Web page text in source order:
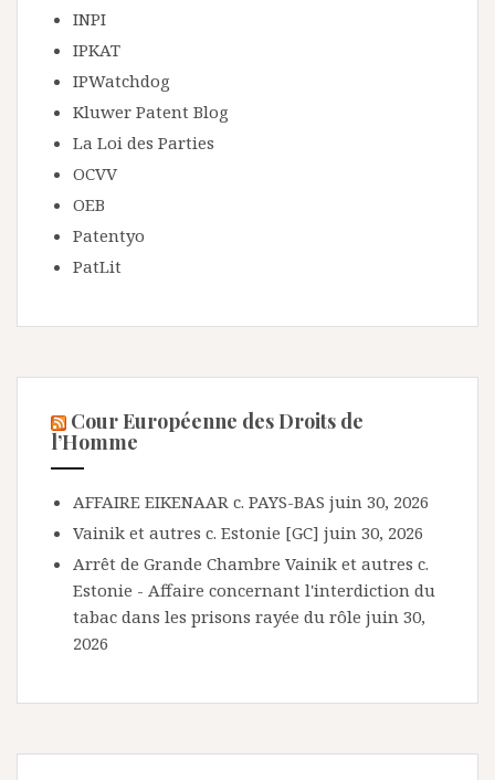
INPI
IPKAT
IPWatchdog
Kluwer Patent Blog
La Loi des Parties
OCVV
OEB
Patentyo
PatLit
Cour Européenne des Droits de
l’Homme
AFFAIRE EIKENAAR c. PAYS-BAS juin 30, 2026
Vainik et autres c. Estonie [GC] juin 30, 2026
Arrêt de Grande Chambre Vainik et autres c.
Estonie - Affaire concernant l'interdiction du
tabac dans les prisons rayée du rôle juin 30,
2026